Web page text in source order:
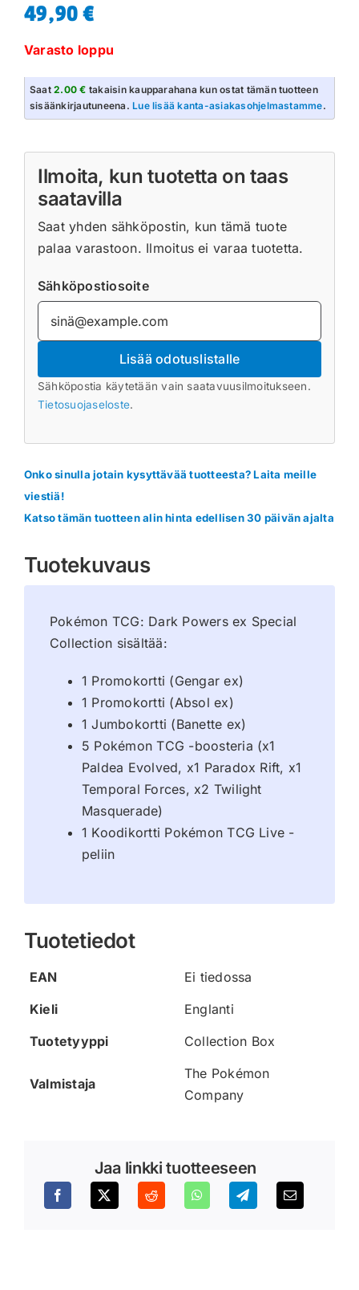
49,90€
Varasto loppu
Saat2.00 € takaisin kaupparahana kun ostat tämän tuotteen
sisäänkirjautuneena.Lue lisää kanta-asiakasohjelmastamme.
Ilmoita, kun tuotetta on taas
saatavilla
Saat yhden sähköpostin, kun tämä tuote
palaa varastoon. Ilmoitus ei varaa tuotetta.
Sähköpostiosoite
Lisää odotuslistalle
Sähköpostia käytetään vain saatavuusilmoitukseen.
Tietosuojaseloste.
Onko sinulla jotain kysyttävää tuotteesta? Laita meille
viestiä!
Katso tämän tuotteen alin hinta edellisen 30 päivän ajalta
Tuotekuvaus
Pokémon TCG: Dark Powers ex Special
Collection sisältää:
1 Promokortti (Gengar ex)
1 Promokortti (Absol ex)
1 Jumbokortti (Banette ex)
5 Pokémon TCG -boosteria (x1
Paldea Evolved, x1 Paradox Rift, x1
Temporal Forces, x2 Twilight
Masquerade)
1 Koodikortti Pokémon TCG Live -
peliin
Tuotetiedot
EAN
Ei tiedossa
Kieli
Englanti
Tuotetyyppi
Collection Box
Valmistaja
The Pokémon
Company
Jaa linkki tuotteeseen